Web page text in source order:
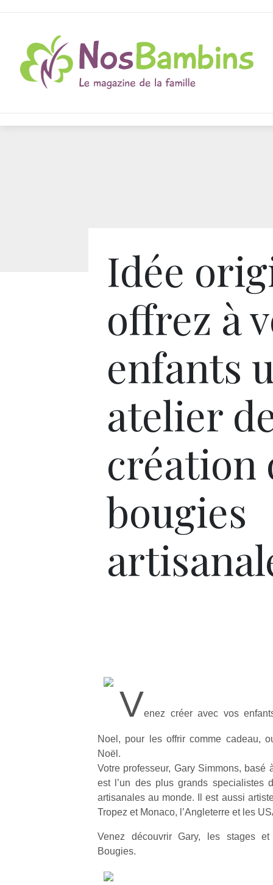
Idée
offrez à
enfants
atelier
création
bougies
Venez créer avec vos
Noel, pour les offrir comme cadeau,
Noël.
Votre professeur, Gary Simmons, basé
est l’un des plus grands specialistes
artisanales au monde. Il est aussi
Tropez et Monaco, l’Angleterre et les
Venez découvrir Gary, les stages
Bougies.